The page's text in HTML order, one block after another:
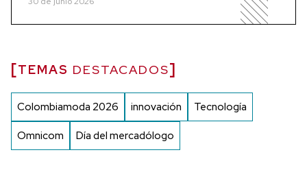
TEMAS DESTACADOS
Colombiamoda 2026 innovación Tecnología
Omnicom Día del mercadólogo